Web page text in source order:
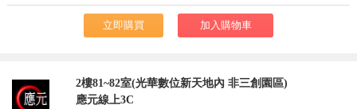
立即購買 加入購物車
2樓81~82室(光華數位新天地內 非三創園區)
應元線上3C